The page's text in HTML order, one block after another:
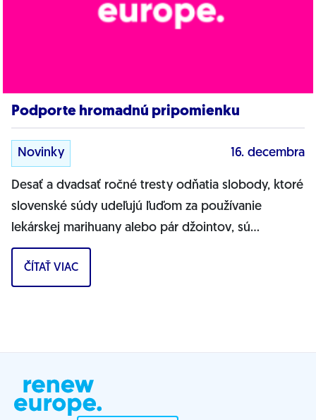
Podporte hromadnú pripomienku
Novinky 16. decembra
Desať a dvadsať ročné tresty odňatia slobody, ktoré
slovenské súdy udeľujú ľuďom za používanie
lekárskej marihuany alebo pár džointov, sú
drakonické a úplne nezmyselné. Je...
ČÍTAŤ VIAC